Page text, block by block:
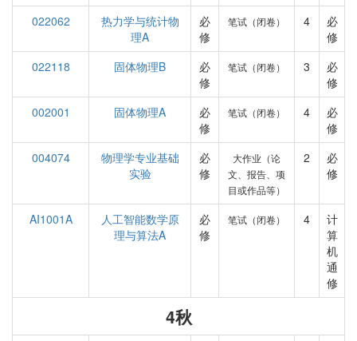
022062
热力学与统计物
理A
必
修
笔试（闭卷） 4
必
修
022118
固体物理B
必
修
笔试（闭卷） 3
必
修
002001
固体物理A
必
修
笔试（闭卷） 4
必
修
004074
物理学专业基础
实验
必
修
大作业（论
文、报告、项
目或作品等）
2
必
修
AI1001A
人工智能数学原
理与算法A
必
修
笔试（闭卷） 4
计
算
机
通
修
4秋